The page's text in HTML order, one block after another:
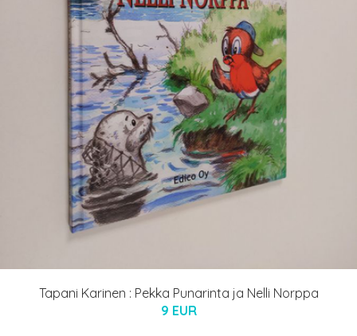
Tapani Karinen : Pekka Punarinta ja Nelli Norppa
9 EUR